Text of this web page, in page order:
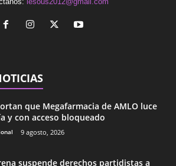
que Megafarmacia de AMLO luce
y con acceso bloqueado
9 agosto, 2026
suspende derechos partidistas a